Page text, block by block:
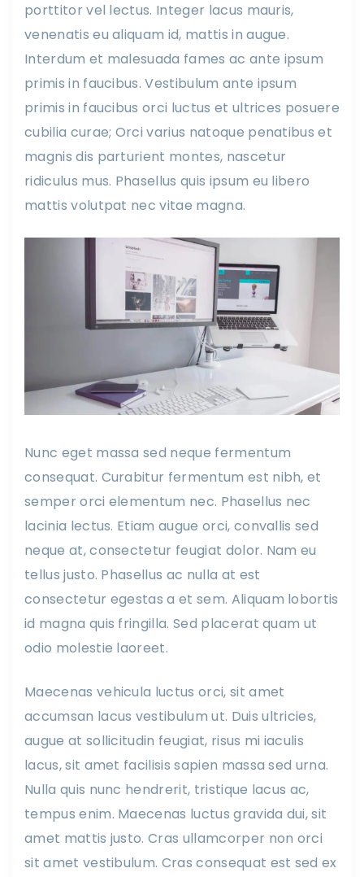
porttitor vel lectus. Integer lacus mauris,
venenatis eu aliquam id, mattis in augue.
Interdum et malesuada fames ac ante ipsum
primis in faucibus. Vestibulum ante ipsum
primis in faucibus orci luctus et ultrices posuere
cubilia curae; Orci varius natoque penatibus et
magnis dis parturient montes, nascetur
ridiculus mus. Phasellus quis ipsum eu libero
mattis volutpat nec vitae magna.
Nunc eget massa sed neque fermentum
consequat. Curabitur fermentum est nibh, et
semper orci elementum nec. Phasellus nec
lacinia lectus. Etiam augue orci, convallis sed
neque at, consectetur feugiat dolor. Nam eu
tellus justo. Phasellus ac nulla at est
consectetur egestas a et sem. Aliquam lobortis
id magna quis fringilla. Sed placerat quam ut
odio molestie laoreet.
Maecenas vehicula luctus orci, sit amet
accumsan lacus vestibulum ut. Duis ultricies,
augue at sollicitudin feugiat, risus mi iaculis
lacus, sit amet facilisis sapien massa sed urna.
Nulla quis nunc hendrerit, tristique lacus ac,
tempus enim. Maecenas luctus gravida dui, sit
amet mattis justo. Cras ullamcorper non orci
sit amet vestibulum. Cras consequat est sed ex